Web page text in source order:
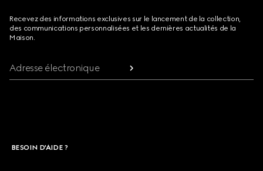
Recevez des informations exclusives sur le lancement de la collection,
des communications personnalisées et les dernières actualités de la
Maison.
Adresse électronique
BESOIN D'AIDE ?